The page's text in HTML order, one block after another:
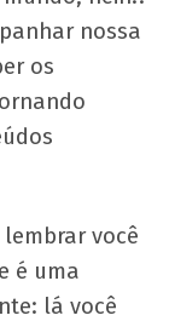
nossa
os
você
é uma
lá você